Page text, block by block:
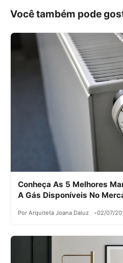
Você também pode
Conheça As 5 Melhores
A Gás Disponíveis No
Por Arquiteta Joana Daluz 02/07/